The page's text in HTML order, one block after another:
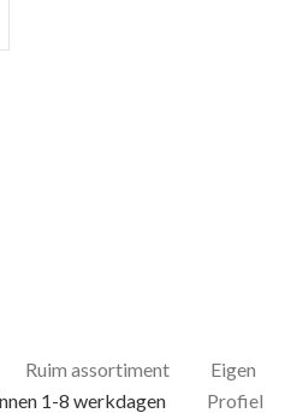
Ruim assortiment
Eigen
1-8 werkdagen
Profiel